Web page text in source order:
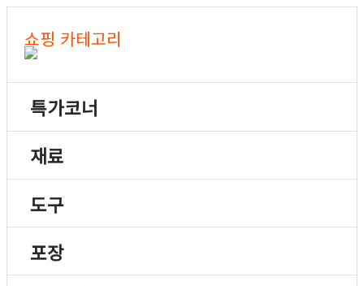
쇼핑 카테고리
특가코너
재료
도구
포장